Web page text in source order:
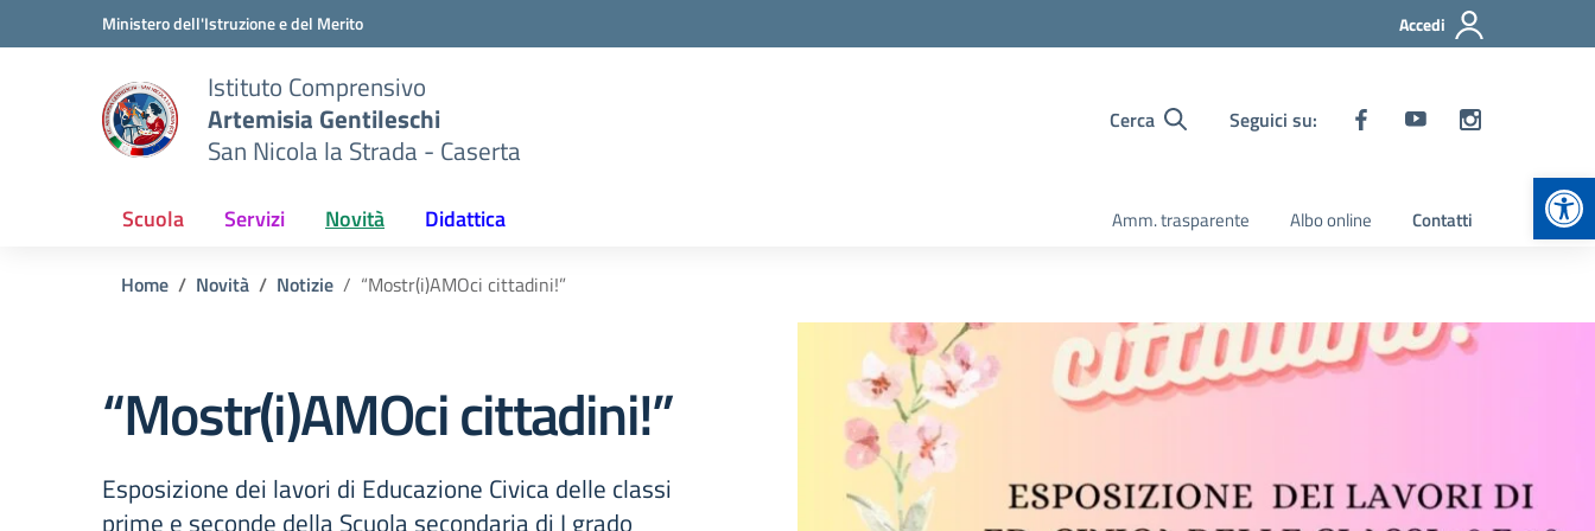
Vai ai contenuti
Vai al menu di navigazioneMinistero dell'Istruzione e del Merito Accedi
Istituto Comprensivo
Artemisia Gentileschi
San Nicola la Strada - Caserta
Cerca Seguici su:
Scuola Servizi Novità Didattica Amm. trasparente Albo online Contatti
Home Novità Notizie “Mostr(i)AMOci cittadini!”
“Mostr(i)AMOci cittadini!”
Esposizione dei lavori di Educazione Civica delle classi
prime e seconde della Scuola secondaria di I grado